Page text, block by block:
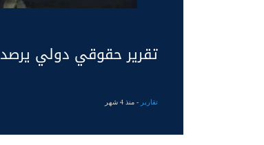
تقرير حقوقي دولي يرصد 81 انتهاكا ضد الجنوب في 3 أشهر
تقارير - منذ 4 شهر